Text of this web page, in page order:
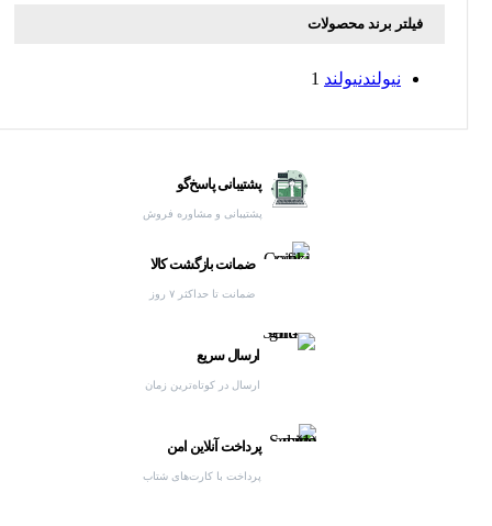
فیلتر برند محصولات
نیولندنیولند 1
پرداخت آنلاین امن
پرداخت با کارت‌های شتاب
ارسال سریع
ارسال در کوتاه‌ترین زمان
ضمانت بازگشت کالا
ضمانت تا حداکثر ۷ روز
پشتیبانی پاسخ‌گو
پشتیبانی و مشاوره فروش